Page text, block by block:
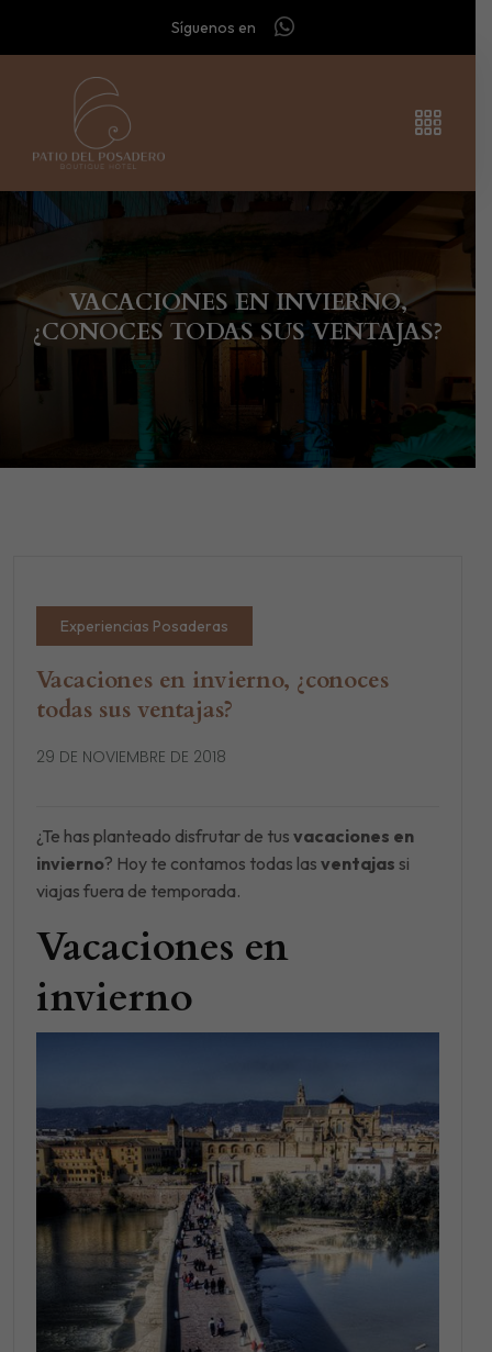
Síguenos en
VACACIONES EN INVIERNO,
¿CONOCES TODAS SUS VENTAJAS?
Experiencias Posaderas
Vacaciones en invierno, ¿conoces
todas sus ventajas?
29 DE NOVIEMBRE DE 2018
¿Te has planteado disfrutar de tus vacaciones en
invierno? Hoy te contamos todas las ventajas si
viajas fuera de temporada.
Vacaciones en
invierno